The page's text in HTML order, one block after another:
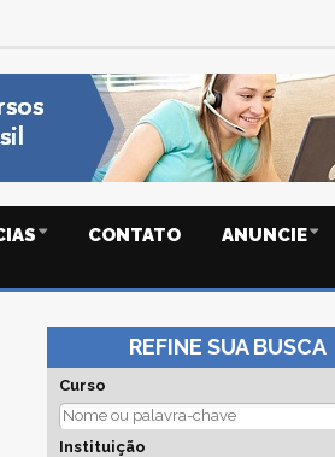
CONTATO ANUNCIE
REFINE SUA BUSCA
Curso
Instituição